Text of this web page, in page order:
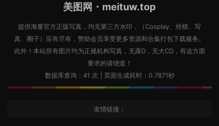
美图网・meituw.top
提供海量官方正版写真，均无第三方水印，（Cosplay、丝模、写
真、圈子）应有尽有，赞助会员享受更多资源和合集打包下载服务。
此外！本站所有图片均为正规机构写真，无露D，无大CD，有这方面
要求的请绕道！
数据库查询：41 次 | 页面生成耗时：0.7871秒
友情链接：